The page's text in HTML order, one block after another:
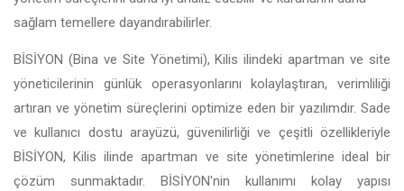
sağlam temellere dayandırabilirler.
BİSİYON (Bina ve Site Yönetimi), Kilis ilindeki apartman ve site
yöneticilerinin günlük operasyonlarını kolaylaştıran, verimliliği
artıran ve yönetim süreçlerini optimize eden bir yazılımdır. Sade
ve kullanıcı dostu arayüzü, güvenilirliği ve çeşitli özellikleriyle
BİSİYON, Kilis ilinde apartman ve site yönetimlerine ideal bir
çözüm sunmaktadır. BİSİYON'nin kullanımı kolay yapısı